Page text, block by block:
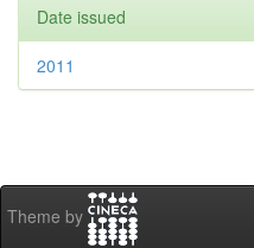
Date issued
2011
Theme by